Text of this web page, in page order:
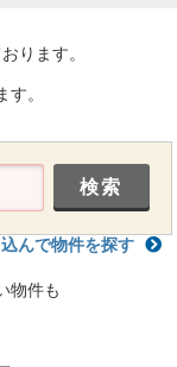
ります。
。
んで物件を探す
物件も